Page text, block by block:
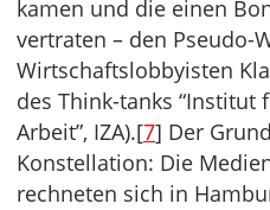
kamen und die einen
vertraten – den Pseudo-
Wirtschaftslobbyisten
des Think-tanks “Institut
Arbeit”, IZA).[7] Der
Konstellation: Die
rechneten sich in